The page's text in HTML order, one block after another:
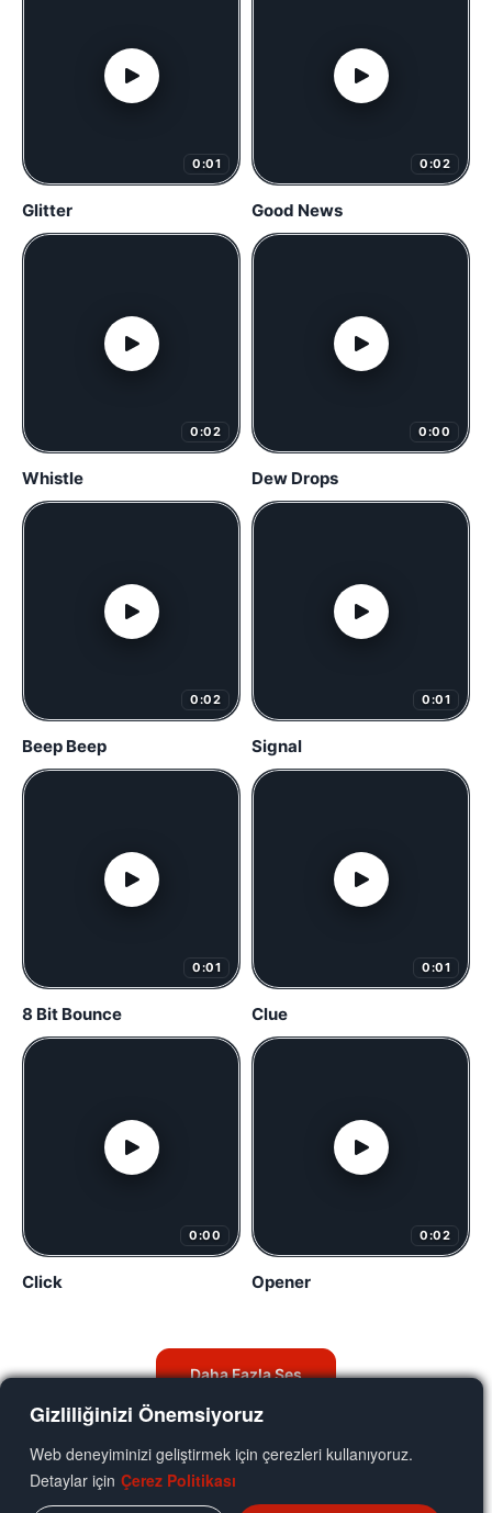
Gizliliğinizi Önemsiyoruz
Web deneyiminizi geliştirmek için çerezleri kullanıyoruz.
Detaylar için Çerez Politikası
0:01
Glitter
0:02
Good News
0:02
Whistle
0:00
Dew Drops
0:02
Beep Beep
0:01
Signal
0:01
8 Bit Bounce
0:01
Clue
0:00
Click
0:02
Opener
Daha Fazla Ses